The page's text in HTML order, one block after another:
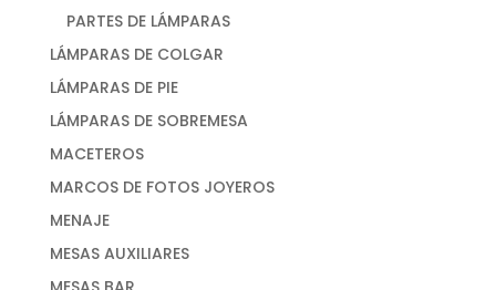
PARTES DE LÁMPARAS
LÁMPARAS DE COLGAR
LÁMPARAS DE PIE
LÁMPARAS DE SOBREMESA
MACETEROS
MARCOS DE FOTOS JOYEROS
MENAJE
MESAS AUXILIARES